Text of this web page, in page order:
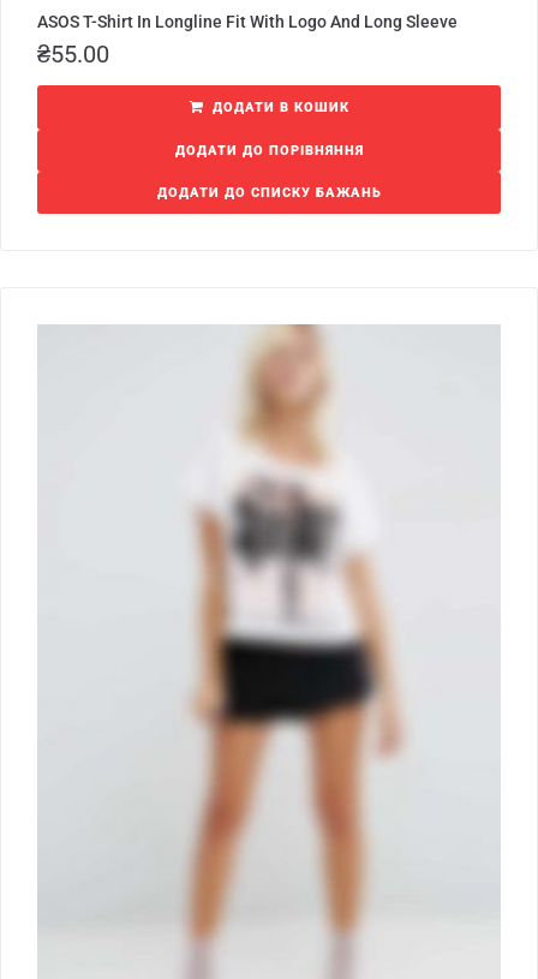
ASOS T-Shirt In Longline Fit With Logo And Long Sleeve
₴55.00
ДОДАТИ В КОШИК
ДОДАТИ ДО ПОРІВНЯННЯ
ДОДАТИ ДО СПИСКУ БАЖАНЬ